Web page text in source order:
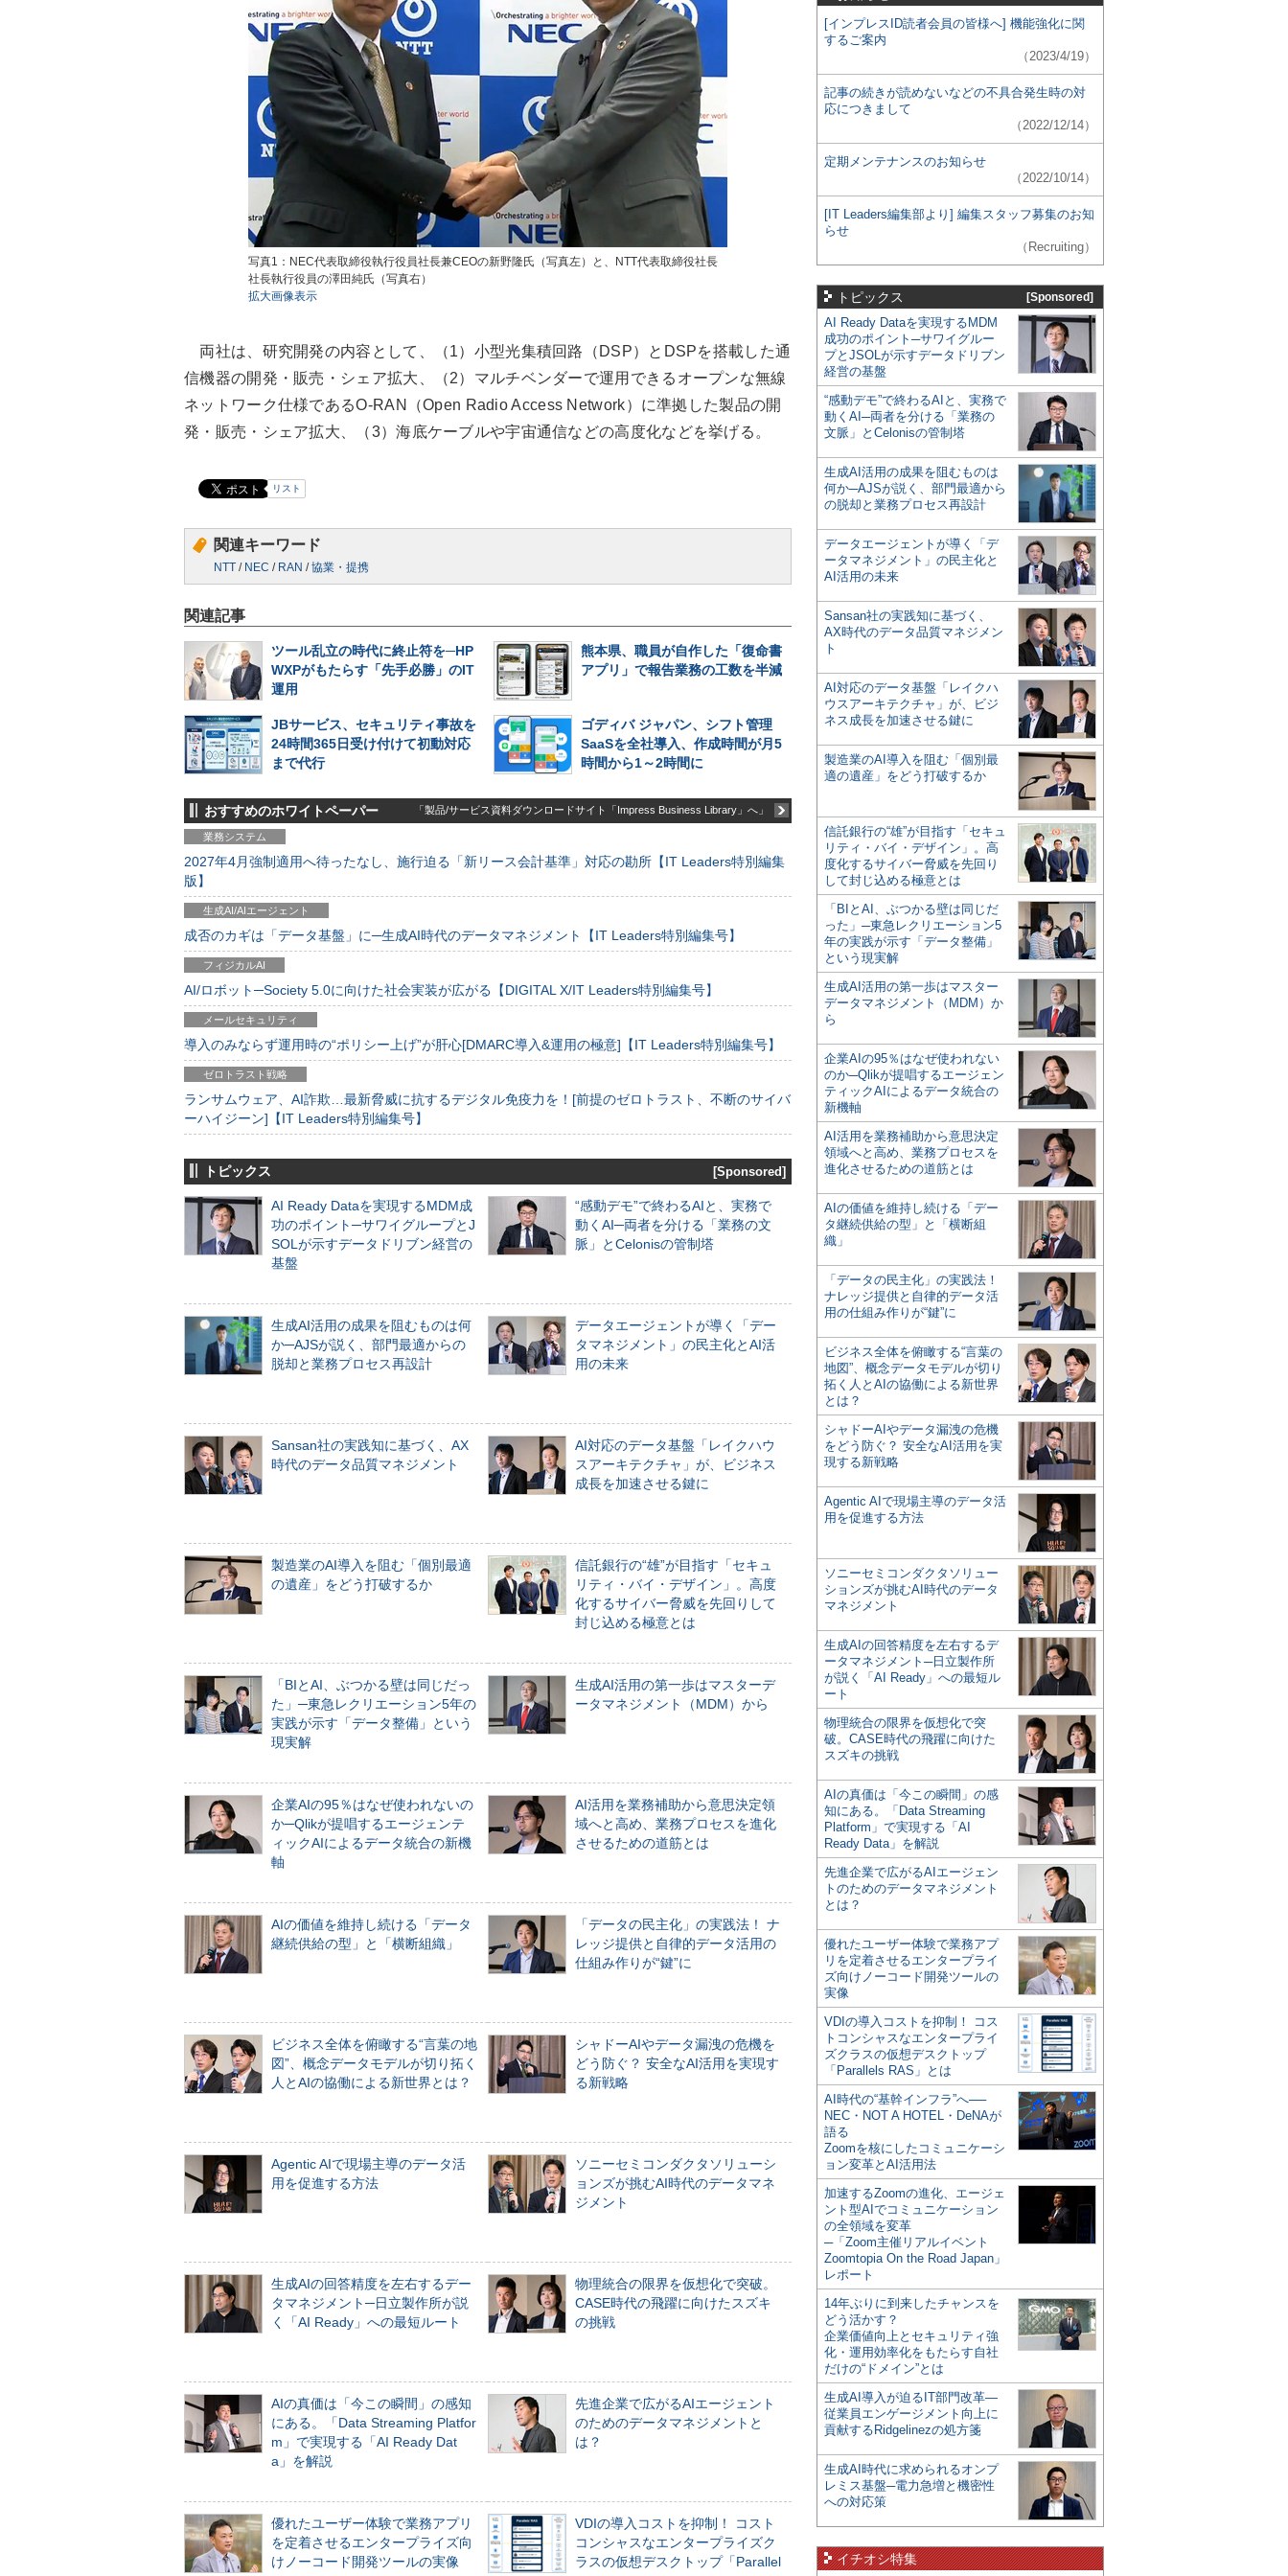
写真1：NEC代表取締役執行役員社長兼CEOの新野隆氏（写真左）と、NTT代表取締役社長
社長執行役員の澤田純氏（写真右）
拡大画像表示
両社は、研究開発の内容として、（1）小型光集積回路（DSP）とDSPを搭載した通
信機器の開発・販売・シェア拡大、（2）マルチベンダーで運用できるオープンな無線
ネットワーク仕様であるO-RAN（Open Radio Access Network）に準拠した製品の開
発・販売・シェア拡大、（3）海底ケーブルや宇宙通信などの高度化などを挙げる。
リスト
関連キーワード
NTT / NEC / RAN /協業・提携
関連記事
ツール乱立の時代に終止符を─HP
WXPがもたらす「先手必勝」のIT
運用
熊本県、職員が自作した「復命書
アプリ」で報告業務の工数を半減
JBサービス、セキュリティ事故を
24時間365日受け付けて初動対応
まで代行
ゴディバ ジャパン、シフト管理
SaaSを全社導入、作成時間が月5
時間から1～2時間に
おすすめのホワイトペーパー 「製品/サービス資料ダウンロードサイト「Impress Business Library」へ」
業務システム
2027年4月強制適用へ待ったなし、施行迫る「新リース会計基準」対応の勘所【IT Leaders特別編集
版】
生成AI/AIエージェント
成否のカギは「データ基盤」に─生成AI時代のデータマネジメント【IT Leaders特別編集号】
フィジカルAI
AI/ロボット─Society 5.0に向けた社会実装が広がる【DIGITAL X/IT Leaders特別編集号】
メールセキュリティ
導入のみならず運用時の“ポリシー上げ”が肝心[DMARC導入&運用の極意]【IT Leaders特別編集号】
ゼロトラスト戦略
ランサムウェア、AI詐欺…最新脅威に抗するデジタル免疫力を！[前提のゼロトラスト、不断のサイバ
ーハイジーン]【IT Leaders特別編集号】
トピックス [Sponsored]
AI Ready Dataを実現するMDM成
功のポイント─サワイグループとJ
SOLが示すデータドリブン経営の
基盤
“感動デモ”で終わるAIと、実務で
動くAI─両者を分ける「業務の文
脈」とCelonisの管制塔
生成AI活用の成果を阻むものは何
か─AJSが説く、部門最適からの
脱却と業務プロセス再設計
データエージェントが導く「デー
タマネジメント」の民主化とAI活
用の未来
Sansan社の実践知に基づく、AX
時代のデータ品質マネジメント
AI対応のデータ基盤「レイクハウ
スアーキテクチャ」が、ビジネス
成長を加速させる鍵に
製造業のAI導入を阻む「個別最適
の遺産」をどう打破するか
信託銀行の“雄”が目指す「セキュ
リティ・バイ・デザイン」。高度
化するサイバー脅威を先回りして
封じ込める極意とは
「BIとAI、ぶつかる壁は同じだっ
た」─東急レクリエーション5年の
実践が示す「データ整備」という
現実解
生成AI活用の第一歩はマスターデ
ータマネジメント（MDM）から
企業AIの95％はなぜ使われないの
か─Qlikが提唱するエージェンテ
ィックAIによるデータ統合の新機
軸
AI活用を業務補助から意思決定領
域へと高め、業務プロセスを進化
させるための道筋とは
AIの価値を維持し続ける「データ
継続供給の型」と「横断組織」
「データの民主化」の実践法！ ナ
レッジ提供と自律的データ活用の
仕組み作りが“鍵”に
ビジネス全体を俯瞰する“言葉の地
図”、概念データモデルが切り拓く
人とAIの協働による新世界とは？
シャドーAIやデータ漏洩の危機を
どう防ぐ？ 安全なAI活用を実現す
る新戦略
Agentic AIで現場主導のデータ活
用を促進する方法
ソニーセミコンダクタソリューシ
ョンズが挑むAI時代のデータマネ
ジメント
生成AIの回答精度を左右するデー
タマネジメント─日立製作所が説
く「AI Ready」への最短ルート
物理統合の限界を仮想化で突破。
CASE時代の飛躍に向けたスズキ
の挑戦
AIの真価は「今この瞬間」の感知
にある。「Data Streaming Platfor
m」で実現する「AI Ready Dat
a」を解説
先進企業で広がるAIエージェント
のためのデータマネジメントと
は？
優れたユーザー体験で業務アプリ
を定着させるエンタープライズ向
けノーコード開発ツールの実像
VDIの導入コストを抑制！ コスト
コンシャスなエンタープライズク
ラスの仮想デスクトップ「Parallel
[インプレスID読者会員の皆様へ] 機能強化に関
するご案内
（2023/4/19）
記事の続きが読めないなどの不具合発生時の対
応につきまして
（2022/12/14）
定期メンテナンスのお知らせ
（2022/10/14）
[IT Leaders編集部より] 編集スタッフ募集のお知
らせ
（Recruiting）
トピックス [Sponsored]
AI Ready Dataを実現するMDM
成功のポイント─サワイグルー
プとJSOLが示すデータドリブン
経営の基盤
“感動デモ”で終わるAIと、実務で
動くAI─両者を分ける「業務の
文脈」とCelonisの管制塔
生成AI活用の成果を阻むものは
何か─AJSが説く、部門最適から
の脱却と業務プロセス再設計
データエージェントが導く「デ
ータマネジメント」の民主化と
AI活用の未来
Sansan社の実践知に基づく、
AX時代のデータ品質マネジメン
ト
AI対応のデータ基盤「レイクハ
ウスアーキテクチャ」が、ビジ
ネス成長を加速させる鍵に
製造業のAI導入を阻む「個別最
適の遺産」をどう打破するか
信託銀行の“雄”が目指す「セキュ
リティ・バイ・デザイン」。高
度化するサイバー脅威を先回り
して封じ込める極意とは
「BIとAI、ぶつかる壁は同じだ
った」─東急レクリエーション5
年の実践が示す「データ整備」
という現実解
生成AI活用の第一歩はマスター
データマネジメント（MDM）か
ら
企業AIの95％はなぜ使われない
のか─Qlikが提唱するエージェン
ティックAIによるデータ統合の
新機軸
AI活用を業務補助から意思決定
領域へと高め、業務プロセスを
進化させるための道筋とは
AIの価値を維持し続ける「デー
タ継続供給の型」と「横断組
織」
「データの民主化」の実践法！
ナレッジ提供と自律的データ活
用の仕組み作りが“鍵”に
ビジネス全体を俯瞰する“言葉の
地図”、概念データモデルが切り
拓く人とAIの協働による新世界
とは？
シャドーAIやデータ漏洩の危機
をどう防ぐ？ 安全なAI活用を実
現する新戦略
Agentic AIで現場主導のデータ活
用を促進する方法
ソニーセミコンダクタソリュー
ションズが挑むAI時代のデータ
マネジメント
生成AIの回答精度を左右するデ
ータマネジメント─日立製作所
が説く「AI Ready」への最短ル
ート
物理統合の限界を仮想化で突
破。CASE時代の飛躍に向けた
スズキの挑戦
AIの真価は「今この瞬間」の感
知にある。「Data Streaming
Platform」で実現する「AI
Ready Data」を解説
先進企業で広がるAIエージェン
トのためのデータマネジメント
とは？
優れたユーザー体験で業務アプ
リを定着させるエンタープライ
ズ向けノーコード開発ツールの
実像
VDIの導入コストを抑制！ コス
トコンシャスなエンタープライ
ズクラスの仮想デスクトップ
「Parallels RAS」とは
AI時代の“基幹インフラ”へ──
NEC・NOT A HOTEL・DeNAが
語る
Zoomを核にしたコミュニケーシ
ョン変革とAI活用法
加速するZoomの進化、エージェ
ント型AIでコミュニケーション
の全領域を変革
─「Zoom主催リアルイベント
Zoomtopia On the Road Japan」
レポート
14年ぶりに到来したチャンスを
どう活かす？
企業価値向上とセキュリティ強
化・運用効率化をもたらす自社
だけの“ドメイン”とは
生成AI導入が迫るIT部門改革―
従業員エンゲージメント向上に
貢献するRidgelinezの処方箋
生成AI時代に求められるオンプ
レミス基盤─電力急増と機密性
への対応策
イチオシ特集